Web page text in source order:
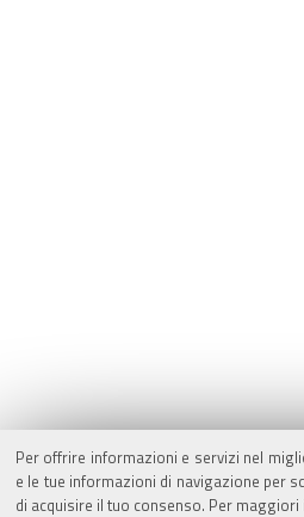
Per offrire informazioni e servizi nel
e le tue informazioni di navigazione per
di acquisire il tuo consenso. Per